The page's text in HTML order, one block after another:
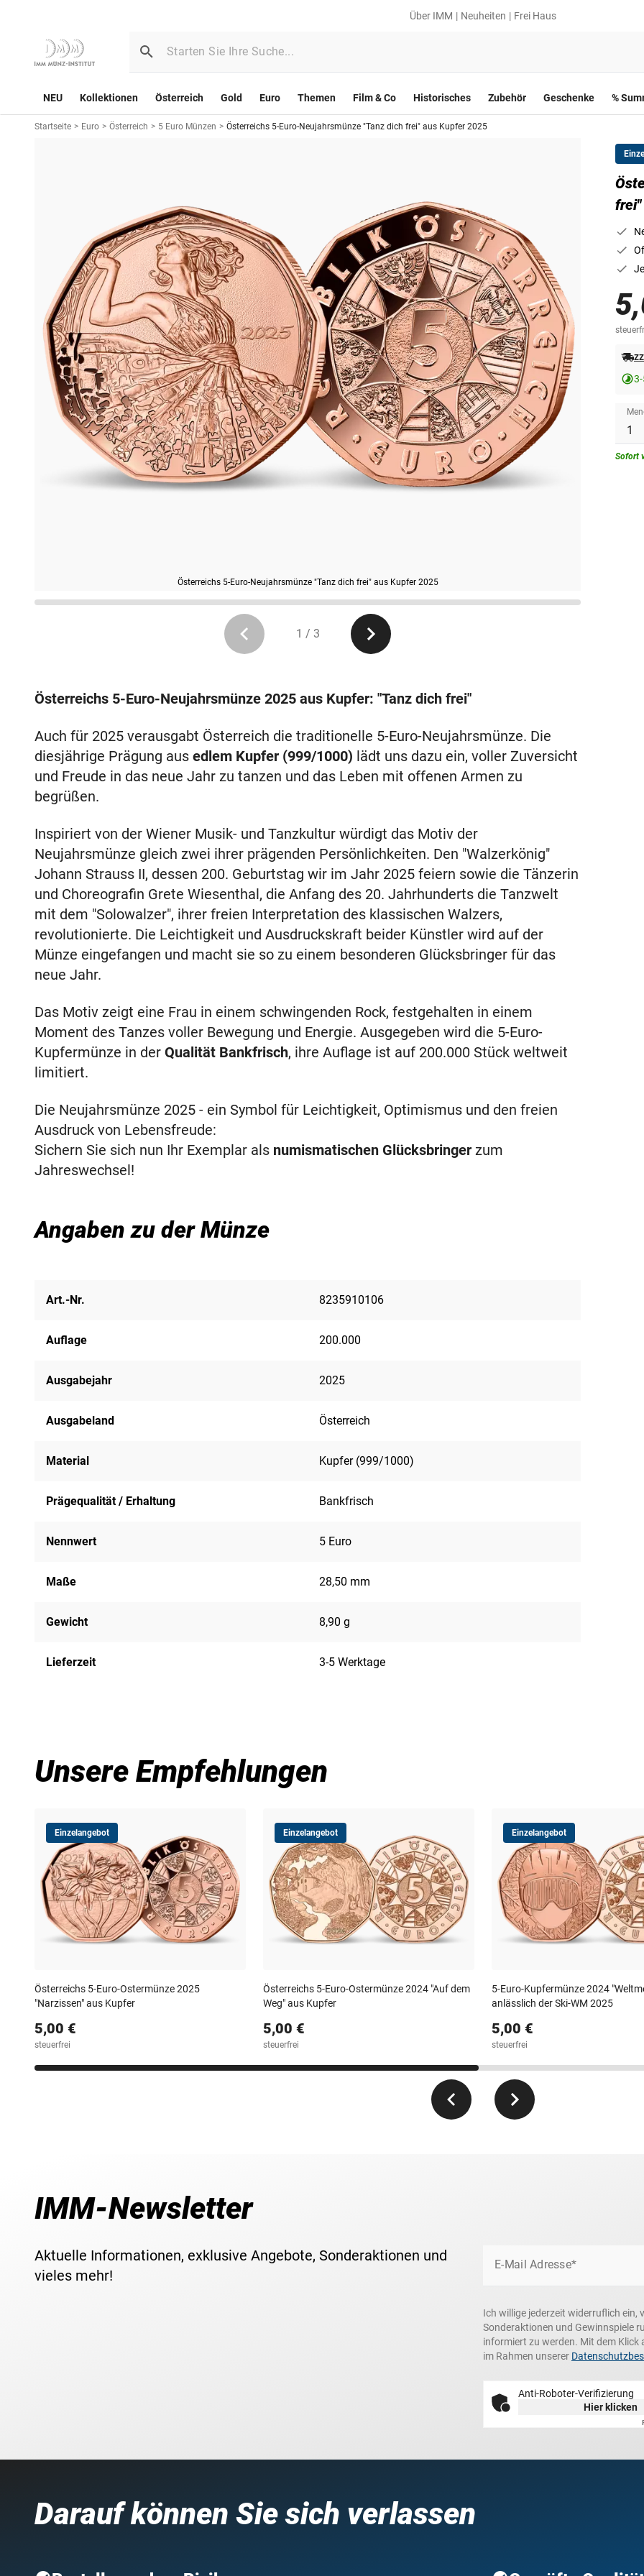
Über IMM Neuheiten Frei Haus
NEU Kollektionen Österreich Gold Euro Themen Film & Co Historisches Zubehör Geschenke %
Startseite > Euro > Österreich > 5 Euro Münzen > Österreichs 5-Euro-Neujahrsmünze "Tanz dich frei" aus Kupfer 2025
Österreichs 5-Euro-Neujahrsmünze "Tanz dich frei" aus Kupfer 2025
1 / 3
frei"
Sofort
Österreichs 5-Euro-Neujahrsmünze 2025 aus Kupfer: "Tanz dich frei"
Auch für 2025 verausgabt Österreich die traditionelle 5-Euro-Neujahrsmünze. Die
diesjährige Prägung aus edlem Kupfer (999/1000) lädt uns dazu ein, voller Zuversicht
und Freude in das neue Jahr zu tanzen und das Leben mit offenen Armen zu
begrüßen.
Inspiriert von der Wiener Musik- und Tanzkultur würdigt das Motiv der
Neujahrsmünze gleich zwei ihrer prägenden Persönlichkeiten. Den "Walzerkönig"
Johann Strauss II, dessen 200. Geburtstag wir im Jahr 2025 feiern sowie die Tänzerin
und Choreografin Grete Wiesenthal, die Anfang des 20. Jahrhunderts die Tanzwelt
mit dem "Solowalzer", ihrer freien Interpretation des klassischen Walzers,
revolutionierte. Die Leichtigkeit und Ausdruckskraft beider Künstler wird auf der
Münze eingefangen und macht sie so zu einem besonderen Glücksbringer für das
neue Jahr.
Das Motiv zeigt eine Frau in einem schwingenden Rock, festgehalten in einem
Moment des Tanzes voller Bewegung und Energie. Ausgegeben wird die 5-Euro-
Kupfermünze in der Qualität Bankfrisch, ihre Auflage ist auf 200.000 Stück weltweit
limitiert.
Die Neujahrsmünze 2025 - ein Symbol für Leichtigkeit, Optimismus und den freien
Ausdruck von Lebensfreude:
Sichern Sie sich nun Ihr Exemplar als numismatischen Glücksbringer zum
Jahreswechsel!
Angaben zu der Münze
Art.-Nr. 8235910106
Auflage 200.000
Ausgabejahr 2025
Ausgabeland Österreich
Material Kupfer (999/1000)
Prägequalität / Erhaltung Bankfrisch
Nennwert 5 Euro
Maße 28,50 mm
Gewicht 8,90 g
Lieferzeit 3-5 Werktage
Unsere Empfehlungen
Einzelangebot
Österreichs 5-Euro-Ostermünze 2025
"Narzissen" aus Kupfer
5,00 €
steuerfrei
Einzelangebot
Österreichs 5-Euro-Ostermünze 2024 "Auf dem
Weg" aus Kupfer
5,00 €
steuerfrei
Einzelangebot
5-Euro-Kupfermünze 2024
anlässlich der Ski-WM 2025
5,00 €
steuerfrei
IMM-Newsletter
Aktuelle Informationen, exklusive Angebote, Sonderaktionen und
vieles mehr!
E-Mail Adresse*
Ich willige jederzeit widerruflich
Sonderaktionen und Gewinnspiele
informiert zu werden. Mit dem Klick
im Rahmen unserer
Anti-Roboter-Verifizierung
Hier klicken
Darauf können Sie sich verlassen